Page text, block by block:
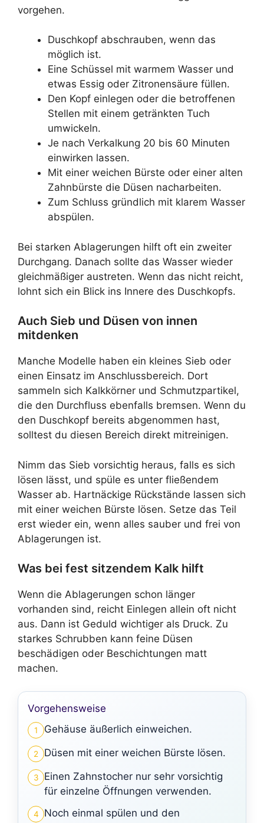
vorgehen.
Duschkopf abschrauben, wenn das
möglich ist.
Eine Schüssel mit warmem Wasser und
etwas Essig oder Zitronensäure füllen.
Den Kopf einlegen oder die betroffenen
Stellen mit einem getränkten Tuch
umwickeln.
Je nach Verkalkung 20 bis 60 Minuten
einwirken lassen.
Mit einer weichen Bürste oder einer alten
Zahnbürste die Düsen nacharbeiten.
Zum Schluss gründlich mit klarem Wasser
abspülen.
Bei starken Ablagerungen hilft oft ein zweiter
Durchgang. Danach sollte das Wasser wieder
gleichmäßiger austreten. Wenn das nicht reicht,
lohnt sich ein Blick ins Innere des Duschkopfs.
Auch Sieb und Düsen von innen
mitdenken
Manche Modelle haben ein kleines Sieb oder
einen Einsatz im Anschlussbereich. Dort
sammeln sich Kalkkörner und Schmutzpartikel,
die den Durchfluss ebenfalls bremsen. Wenn du
den Duschkopf bereits abgenommen hast,
solltest du diesen Bereich direkt mitreinigen.
Nimm das Sieb vorsichtig heraus, falls es sich
lösen lässt, und spüle es unter fließendem
Wasser ab. Hartnäckige Rückstände lassen sich
mit einer weichen Bürste lösen. Setze das Teil
erst wieder ein, wenn alles sauber und frei von
Ablagerungen ist.
Was bei fest sitzendem Kalk hilft
Wenn die Ablagerungen schon länger
vorhanden sind, reicht Einlegen allein oft nicht
aus. Dann ist Geduld wichtiger als Druck. Zu
starkes Schrubben kann feine Düsen
beschädigen oder Beschichtungen matt
machen.
Vorgehensweise
1 Gehäuse äußerlich einweichen.
2 Düsen mit einer weichen Bürste lösen.
3
Einen Zahnstocher nur sehr vorsichtig
für einzelne Öffnungen verwenden.
4
Noch einmal spülen und den